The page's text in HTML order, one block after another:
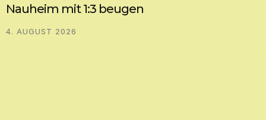
Nauheim mit 1:3 beugen
4. AUGUST 2026